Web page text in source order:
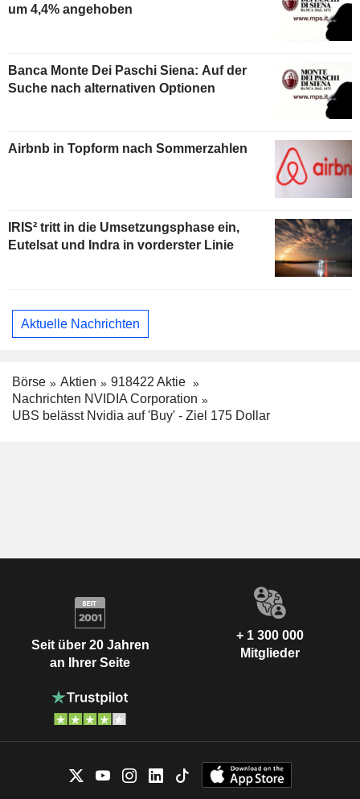
um 4,4% angehoben
Banca Monte Dei Paschi Siena: Auf der
Suche nach alternativen Optionen
Airbnb in Topform nach Sommerzahlen
IRIS² tritt in die Umsetzungsphase ein,
Eutelsat und Indra in vorderster Linie
Aktuelle Nachrichten
Börse Aktien
918422 Aktie
Nachrichten NVIDIA Corporation
UBS belässt Nvidia auf 'Buy' - Ziel 175 Dollar
Seit über 20 Jahren
an Ihrer Seite
+ 1 300 000
Mitglieder